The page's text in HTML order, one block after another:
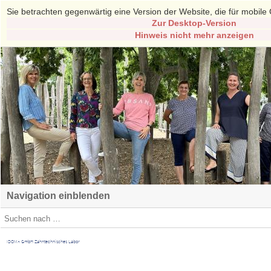
Sie betrachten gegenwärtig eine Version der Website, die für mobile
Zur Desktop-Version
Hinweis nicht mehr anzeigen
Navigation einblenden
IDOMA GmbH Zahntechnisches Labor